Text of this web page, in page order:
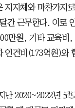
지자체와 마찬가지
간 근무한다. 이로
만원, 기타 교육비
인건비(173억원)와
난 2020~2022년 코